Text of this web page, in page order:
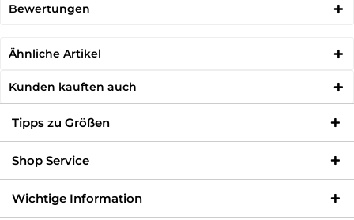
Bewertungen
Ähnliche Artikel
Kunden kauften auch
Tipps zu Größen
Shop Service
Wichtige Information